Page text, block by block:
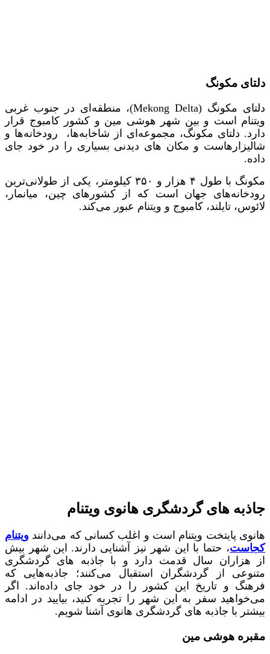
دلتای مکونگ
دلتای مکونگ (Mekong Delta)، منطقه‌ای در جنوب غربی
ویتنام است و بین شهر هوشی مین و کشور کامبوج قرار
دارد. دلتای مکونگ، مجموعه‌ای از شاخابه‌ها، رودخانه‌ها و
شالیزارهاست و مکان‌ های دیدنی بسیاری را در خود جای
داده.
مکونگ با طول ۴ هزار و ۳۵۰ کیلومتر، یکی از طولانی‌ترین
رودخانه‌های جهان است که از کشورهای چین، میانمار،
لائوس، تایلند، کامبوج و ویتنام عبور می‌کند.
جاذبه های گردشگری هانوی ویتنام
هانوی پایتخت ویتنام است و اغلب کسانی که می‌دانند ویتنام
کجاست، حتما با این شهر نیز آشنایی دارند. این شهر بیش
از هزاران سال قدمت دارد و با جاذبه‌ های گردشگری
متنوعی از گردشگران استقبال می‌کنند؛ جاذبه‌هایی که
فرهنگ و تاریخ این کشور را در خود جای داده‌اند. اگر
می‌خواهید سفر به این شهر را تجربه کنید، بیایید در ادامه
بیشتر با جاذبه های گردشگری هانوی آشنا شویم.
مقبره هوشی مین